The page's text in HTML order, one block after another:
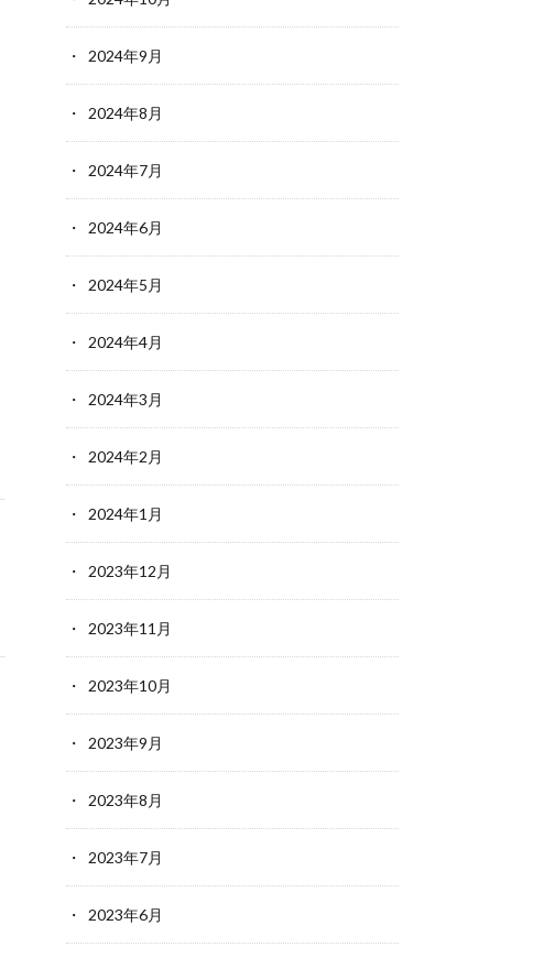
2024年9月
2024年8月
2024年7月
2024年6月
2024年5月
2024年4月
2024年3月
2024年2月
2024年1月
2023年12月
2023年11月
2023年10月
2023年9月
2023年8月
2023年7月
2023年6月